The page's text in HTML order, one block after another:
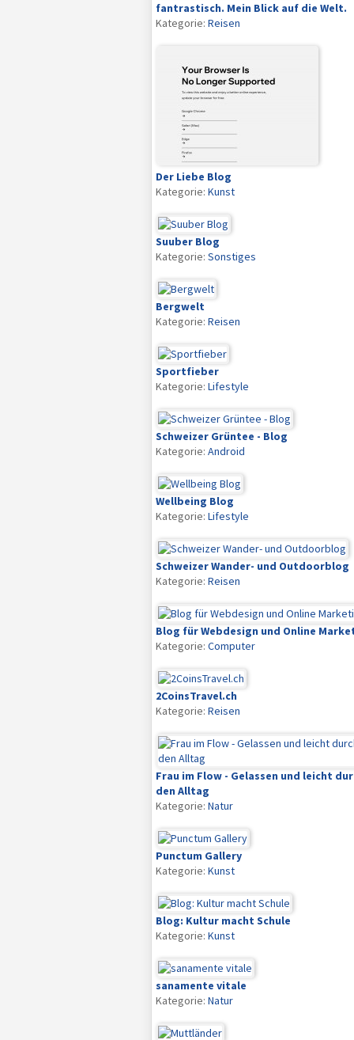
fantrastisch. Mein Blick auf die Welt.
Kategorie: Reisen
Der Liebe Blog
Kategorie: Kunst
Suuber Blog
Kategorie: Sonstiges
Bergwelt
Kategorie: Reisen
Sportfieber
Kategorie: Lifestyle
Schweizer Grüntee - Blog
Kategorie: Android
Wellbeing Blog
Kategorie: Lifestyle
Schweizer Wander- und Outdoorblog
Kategorie: Reisen
Blog für Webdesign und Online
Kategorie: Computer
2CoinsTravel.ch
Kategorie: Reisen
Frau im Flow - Gelassen und leicht
den Alltag
Kategorie: Natur
Punctum Gallery
Kategorie: Kunst
Blog: Kultur macht Schule
Kategorie: Kunst
sanamente vitale
Kategorie: Natur